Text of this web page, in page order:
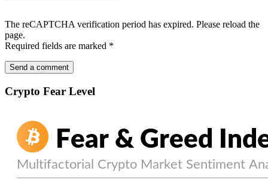
The reCAPTCHA verification period has expired. Please reload the
page.
Required fields are marked *
Crypto Fear Level